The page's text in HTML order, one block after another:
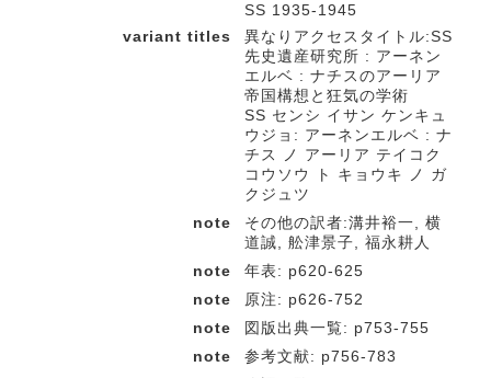
SS 1935-1945
variant titles
異なりアクセスタイトル:SS
先史遺産研究所 : アーネン
エルベ : ナチスのアーリア
帝国構想と狂気の学術
SS センシ イサン ケンキュ
ウジョ: アーネンエルベ : ナ
チス ノ アーリア テイコク
コウソウ ト キョウキ ノ ガ
クジュツ
note
その他の訳者:溝井裕一, 横
道誠, 舩津景子, 福永耕人
note
年表: p620-625
note
原注: p626-752
note
図版出典一覧: p753-755
note
参考文献: p756-783